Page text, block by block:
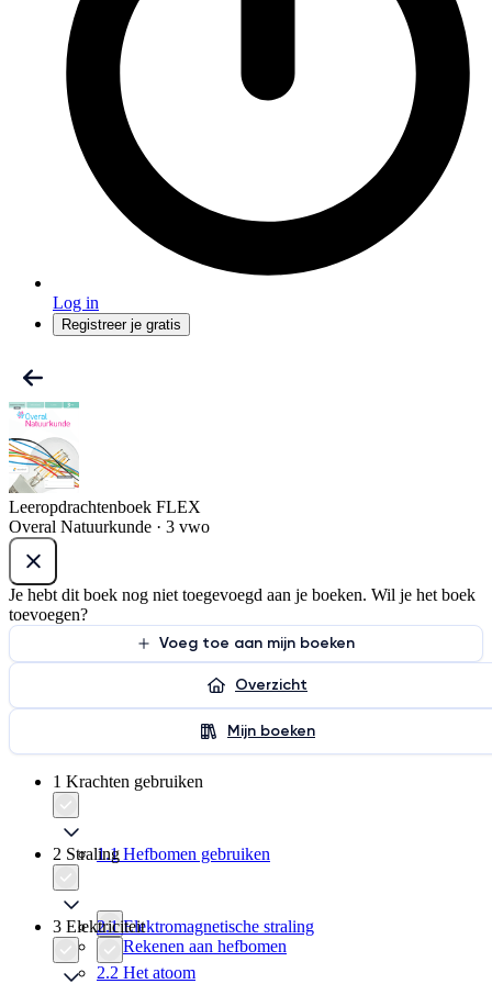
Log in
Registreer je gratis
Leeropdrachtenboek FLEX
Overal Natuurkunde · 3 vwo
Je hebt dit boek nog niet toegevoegd aan je boeken. Wil je het boek
toevoegen?
Voeg toe aan mijn boeken
Overzicht
Mijn boeken
1 Krachten gebruiken
1.1 Hefbomen gebruiken
1.2 Rekenen aan hefbomen
2 Straling
2.1 Elektromagnetische straling
2.2 Het atoom
3 Elektriciteit